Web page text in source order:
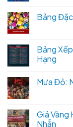
Bảng
Bảng
Hạng
Mưa Đỏ:
Giá Vàng
Nhẫn